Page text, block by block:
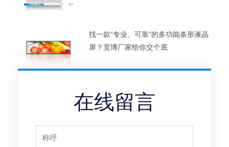
找一款“专业、可靠”的多功能条形液晶
屏？宽博厂家给你交个底
在线留言
Name